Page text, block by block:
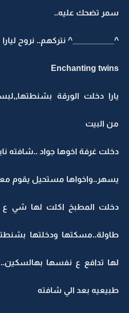
سمر تضحك عليه..
^_________^ نتركهم.. نروح ليارا
Enchanting twins
يارا دخلت الورقة
من البيت
دخلت غرفة اخوها جواد ..شافته
يسهر..واخواها مستحيل يقوم
دخلت المطبخ اكلت لها شي ع
طاولة..مسكتها ودخلتها
لها تدافع ع نفسها
طبيعيه بعد الي شافته